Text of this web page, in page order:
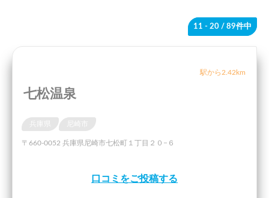
11 - 20 / 89件中
駅から2.42km
七松温泉
〒660-0052 兵庫県尼崎市七松町１丁目２０−６
口コミをご投稿する